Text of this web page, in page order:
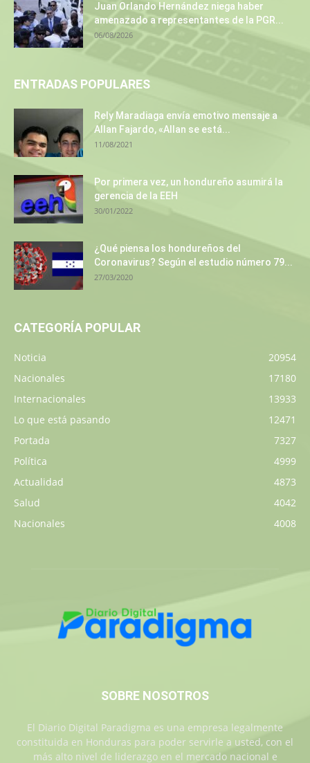
Juan Orlando Hernández niega haber
amenazado a representantes de la PGR...
06/08/2026
ENTRADAS POPULARES
Rely Maradiaga envía emotivo mensaje a
Allan Fajardo, «Allan se está...
11/08/2021
Por primera vez, un hondureño asumirá la
gerencia de la EEH
30/01/2022
¿Qué piensa los hondureños del
Coronavirus? Según el estudio número 79...
27/03/2020
CATEGORÍA POPULAR
Noticia
20954
Nacionales
17180
Internacionales
13933
Lo que está pasando
12471
Portada
7327
Política
4999
Actualidad
4873
Salud
4042
Nacionales
4008
SOBRE NOSOTROS
El Diario Digital Paradigma es una empresa legalmente
constituida en Honduras para poder servirle a usted, con el
más alto nivel de liderazgo en el mercado nacional e